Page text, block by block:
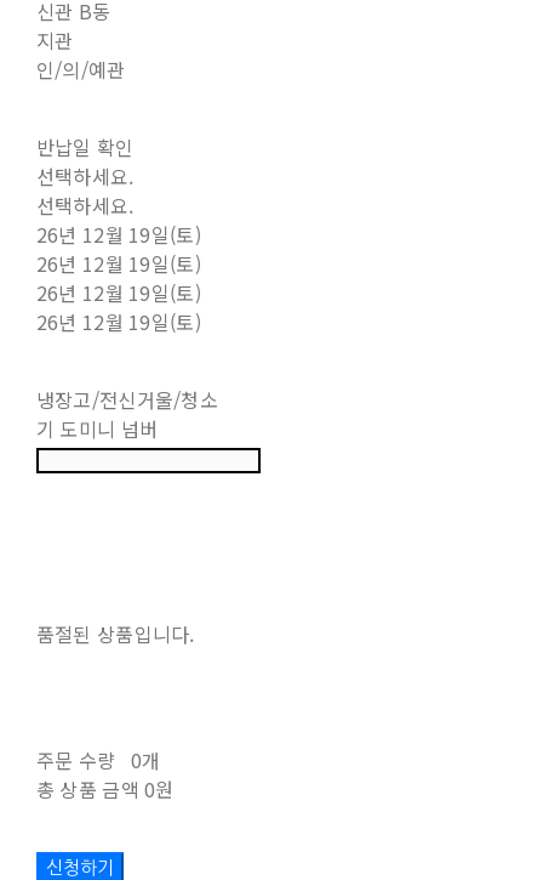
신관 B동
지관
인/의/예관
반납일 확인
선택하세요.
선택하세요.
26년 12월 19일(토)
26년 12월 19일(토)
26년 12월 19일(토)
26년 12월 19일(토)
냉장고/전신거울/청소
기 도미니 넘버
품절된 상품입니다.
주문 수량 0개
총 상품 금액 0원